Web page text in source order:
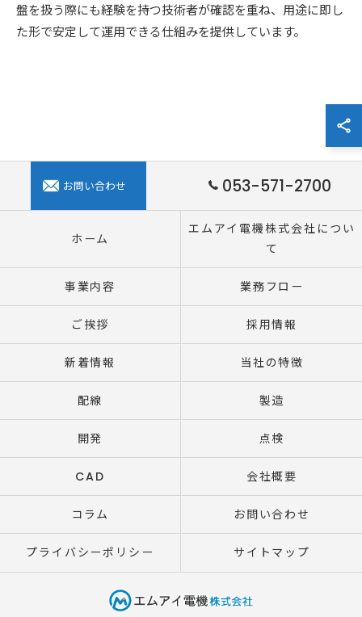
盤を扱う際にも経験を持つ技術者が確認を重ね、用途に即し
た形で安定して運用できる仕組みを提供しています。
053-571-2700
お問い合わせ
ホーム
エムアイ電機株式会社につい
て
事業内容 業務フロー
ご挨拶 採用情報
新着情報 当社の特徴
配線 製造
開発 点検
CAD 会社概要
コラム お問い合わせ
プライバシーポリシー サイトマップ